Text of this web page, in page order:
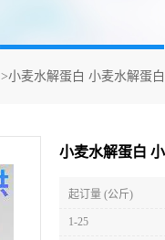
>小麦水解蛋白 小麦水解蛋
小麦水解蛋白
起订量 (公斤)
1-25